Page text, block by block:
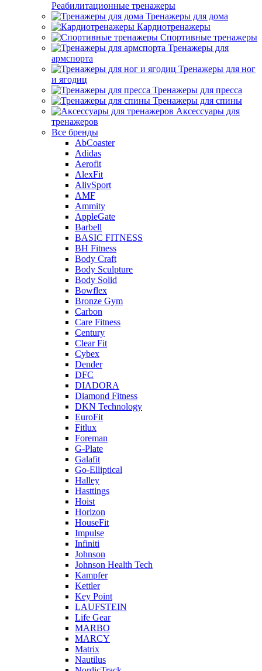
Реабилитационные тренажеры
Тренажеры для дома
Кардиотренажеры
Спортивные тренажеры
Тренажеры для
армспорта
Тренажеры для ног
и ягодиц
Тренажеры для пресса
Тренажеры для спины
Аксессуары для
тренажеров
Все бренды
AbCoaster
Adidas
Aerofit
AlexFit
AlivSport
AMF
Ammity
AppleGate
Barbell
BASIC FITNESS
BH Fitness
Body Craft
Body Sculpture
Body Solid
Bowflex
Bronze Gym
Carbon
Care Fitness
Century
Clear Fit
Cybex
Dender
DFC
DIADORA
Diamond Fitness
DKN Technology
EuroFit
Fitlux
Foreman
G-Plate
Galafit
Go-Elliptical
Halley
Hasttings
Hoist
Horizon
HouseFit
Impulse
Infiniti
Johnson
Johnson Health Tech
Kampfer
Kettler
Key Point
LAUFSTEIN
Life Gear
MARBO
MARCY
Matrix
Nautilus